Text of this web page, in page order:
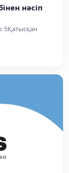
нәсіп
5Қатысқан